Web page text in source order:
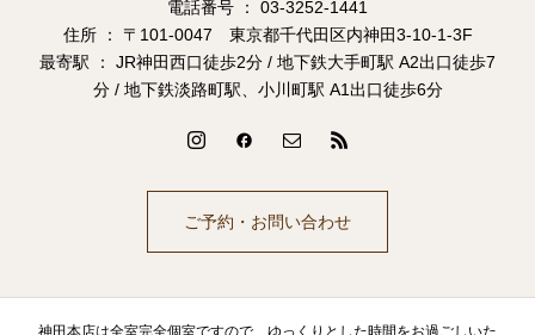
電話番号 ： 03-3252-1441
住所 ： 〒101-0047 東京都千代田区内神田3-10-1-3F
最寄駅 ： JR神田西口徒歩2分 / 地下鉄大手町駅 A2出口徒歩7
分 / 地下鉄淡路町駅、小川町駅 A1出口徒歩6分
ご予約・お問い合わせ
神田本店は全室完全個室ですので、ゆっくりとした時間をお過ごしいた